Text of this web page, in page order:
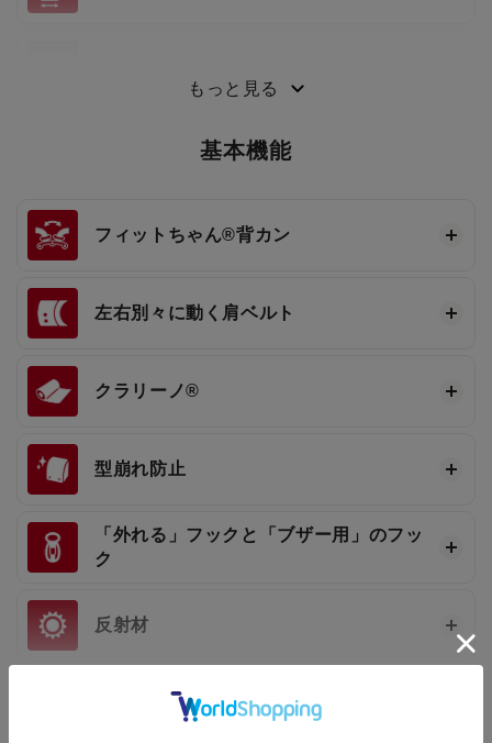
もっと見る
基本機能
フィットちゃん®背カン
左右別々に動く肩ベルト
クラリーノ®
型崩れ防止
「外れる」フックと「ブザー用」のフッ
ク
反射材
もっと見る